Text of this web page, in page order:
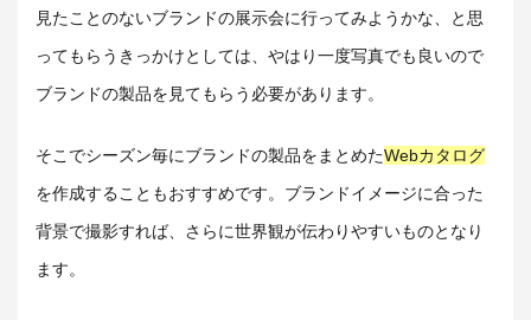
見たことのないブランドの展示会に行ってみようかな、と思
ってもらうきっかけとしては、やはり一度写真でも良いので
ブランドの製品を見てもらう必要があります。
そこでシーズン毎にブランドの製品をまとめたWebカタログ
を作成することもおすすめです。ブランドイメージに合った
背景で撮影すれば、さらに世界観が伝わりやすいものとなり
ます。